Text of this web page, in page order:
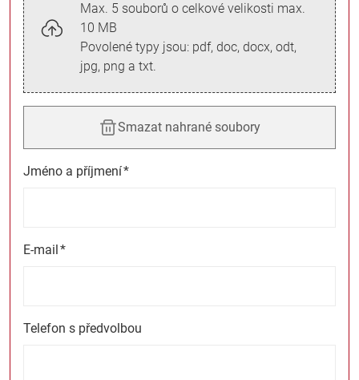
Max. 5 souborů o celkové velikosti max.
10 MB
Povolené typy jsou: pdf, doc, docx, odt,
jpg, png a txt.
Smazat nahrané soubory
Jméno a příjmení*
E-mail*
Telefon s předvolbou